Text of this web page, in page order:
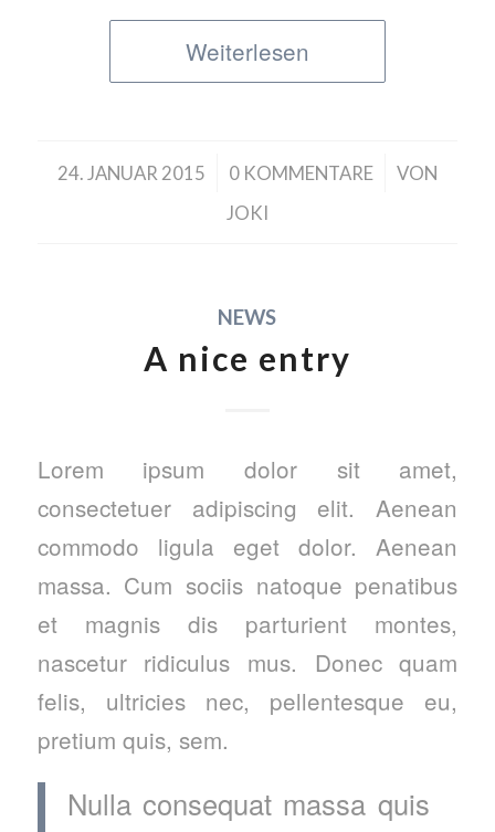
Weiterlesen
24. JANUAR 2015
/ 0 KOMMENTARE
/
VON
JOKI
NEWS
A nice entry
Lorem ipsum dolor sit amet,
consectetuer adipiscing elit. Aenean
commodo ligula eget dolor. Aenean
massa. Cum sociis natoque penatibus
et magnis dis parturient montes,
nascetur ridiculus mus. Donec quam
felis, ultricies nec, pellentesque eu,
pretium quis, sem.
Nulla consequat massa quis